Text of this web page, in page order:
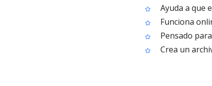
Ayuda a que
Funciona
Pensado
Crea un